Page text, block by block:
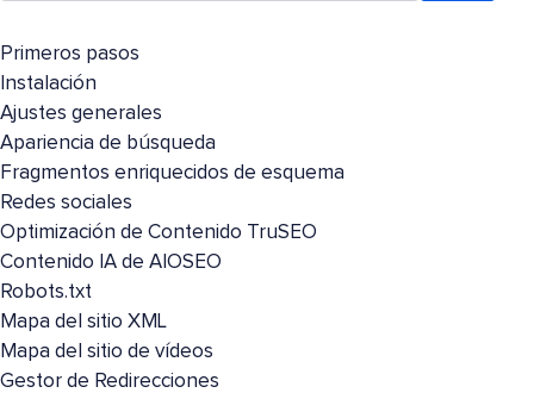
Primeros pasos
Instalación
Ajustes generales
Apariencia de búsqueda
Fragmentos enriquecidos de esquema
Redes sociales
Optimización de Contenido TruSEO
Contenido IA de AIOSEO
Robots.txt
Mapa del sitio XML
Mapa del sitio de vídeos
Gestor de Redirecciones